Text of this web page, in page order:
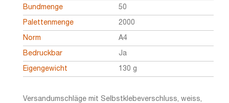
Bundmenge 50
Palettenmenge 2000
Norm A4
Bedruckbar Ja
Eigengewicht 130 g
Versandumschläge mit Selbstklebeverschluss, weiss,